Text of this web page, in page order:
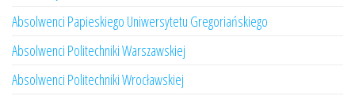
Absolwenci Papieskiego Uniwersytetu Gregoriańskiego
Absolwenci Politechniki Warszawskiej
Absolwenci Politechniki Wrocławskiej